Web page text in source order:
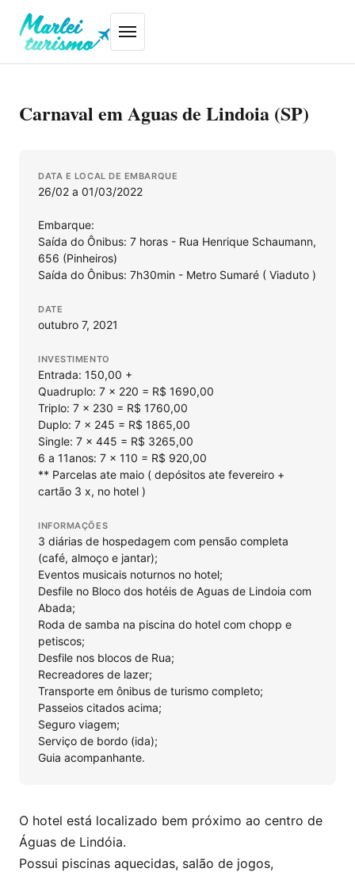
Carnaval em Aguas de Lindoia (SP)
DATA E LOCAL DE EMBARQUE
26/02 a 01/03/2022
Embarque:
Saída do Ônibus: 7 horas - Rua Henrique Schaumann,
656 (Pinheiros)
Saída do Ônibus: 7h30min - Metro Sumaré ( Viaduto )
DATE
outubro 7, 2021
INVESTIMENTO
Entrada: 150,00 +
Quadruplo: 7 x 220 = R$ 1690,00
Triplo: 7 x 230 = R$ 1760,00
Duplo: 7 x 245 = R$ 1865,00
Single: 7 x 445 = R$ 3265,00
6 a 11anos: 7 x 110 = R$ 920,00
** Parcelas ate maio ( depósitos ate fevereiro +
cartão 3 x, no hotel )
INFORMAÇÕES
3 diárias de hospedagem com pensão completa
(café, almoço e jantar);
Eventos musicais noturnos no hotel;
Desfile no Bloco dos hotéis de Aguas de Lindoia com
Abada;
Roda de samba na piscina do hotel com chopp e
petiscos;
Desfile nos blocos de Rua;
Recreadores de lazer;
Transporte em ônibus de turismo completo;
Passeios citados acima;
Seguro viagem;
Serviço de bordo (ida);
Guia acompanhante.
O hotel está localizado bem próximo ao centro de
Águas de Lindóia.
Possui piscinas aquecidas, salão de jogos,